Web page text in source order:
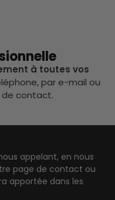
à toutes vos
par e-mail ou
de contact.
appelant, en nous
page de contact ou
apportée dans les